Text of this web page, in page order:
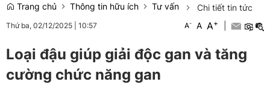
Trang chủ Thông tin hữu ích Tư vấn Chi tiết tin tức
Thứ ba, 02/12/2025 10:57 A- A A+
Loại đậu giúp giải độc gan và tăng
cường chức năng gan